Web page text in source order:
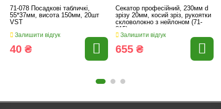
71-078 Посадкові табличкі,
55*37мм, висота 150мм, 20шт
VST
Залишити відгук
40 ₴
Секатор професійний, 230мм d
зрізу 20мм, косий зріз, рукоятки
скловолокно з нейлоном (71-
815)
Залишити відгук
655 ₴